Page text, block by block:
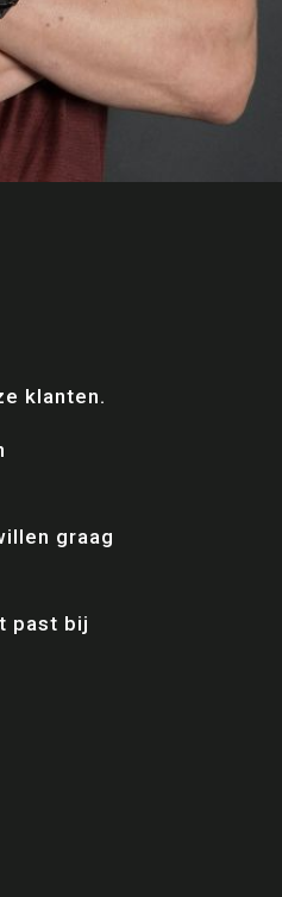
klanten.
graag
past bij